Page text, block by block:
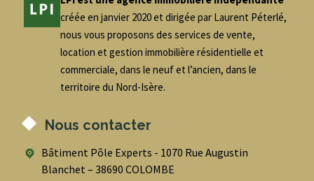
créée en janvier 2020 et dirigée par Laurent Péterlé,
nous vous proposons des services de vente,
location et gestion immobilière résidentielle et
commerciale, dans le neuf et l’ancien, dans le
territoire du Nord-Isère.
Nous contacter
Bâtiment Pôle Experts - 1070 Rue Augustin
Blanchet – 38690 COLOMBE